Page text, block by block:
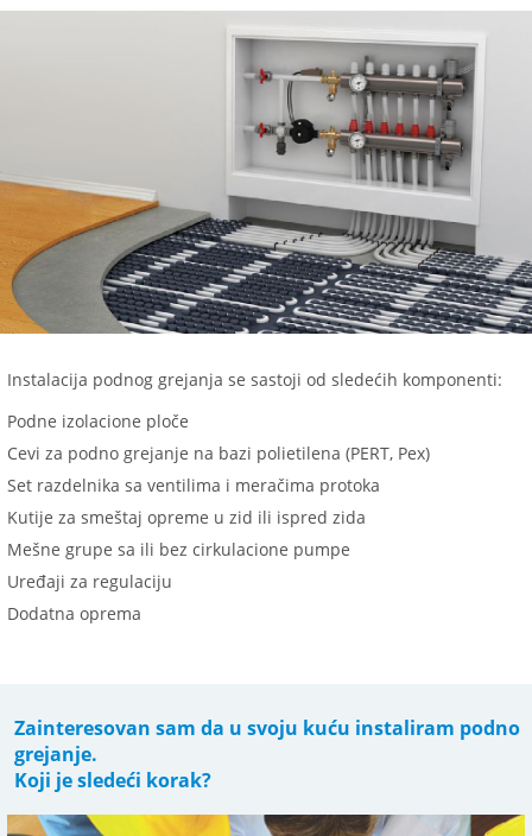
Instalacija podnog grejanja se sastoji od sledećih komponenti:
Podne izolacione ploče
Cevi za podno grejanje na bazi polietilena (PERT, Pex)
Set razdelnika sa ventilima i meračima protoka
Kutije za smeštaj opreme u zid ili ispred zida
Mešne grupe sa ili bez cirkulacione pumpe
Uređaji za regulaciju
Dodatna oprema
Zainteresovan sam da u svoju kuću instaliram podno
grejanje.
Koji je sledeći korak?